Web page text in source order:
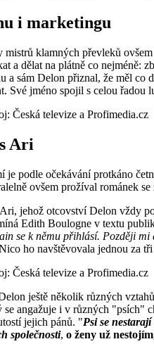
i marketingu
mistrů klamných převleků
a dělat na plátně co nejméně:
a sám Delon přiznal, že měl
Své jméno spojil s celou
Česká televize a Profimedia.cz
Ari
je podle očekávání protkáno
ovšem prožíval románek se
jehož otcovství Delon vždy
Edith Boulogne v textu
se k němu přihlásí. Později
ho navštěvovala jednou za
Česká televize a Profimedia.cz
ještě několik různých
se angažuje i v různých "psích"
jejich pánů. "Psi se
společnosti, o ženy už